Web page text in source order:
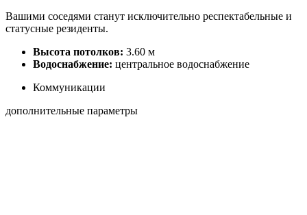
Вашими соседями станут исключительно респектабельные и
статусные резиденты.
Высота потолков: 3.60 м
Водоснабжение: центральное водоснабжение
Коммуникации
дополнительные параметры